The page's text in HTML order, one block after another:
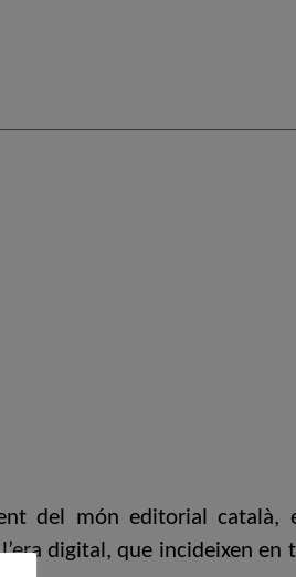
del món editorial català,
digital, que incideixen en